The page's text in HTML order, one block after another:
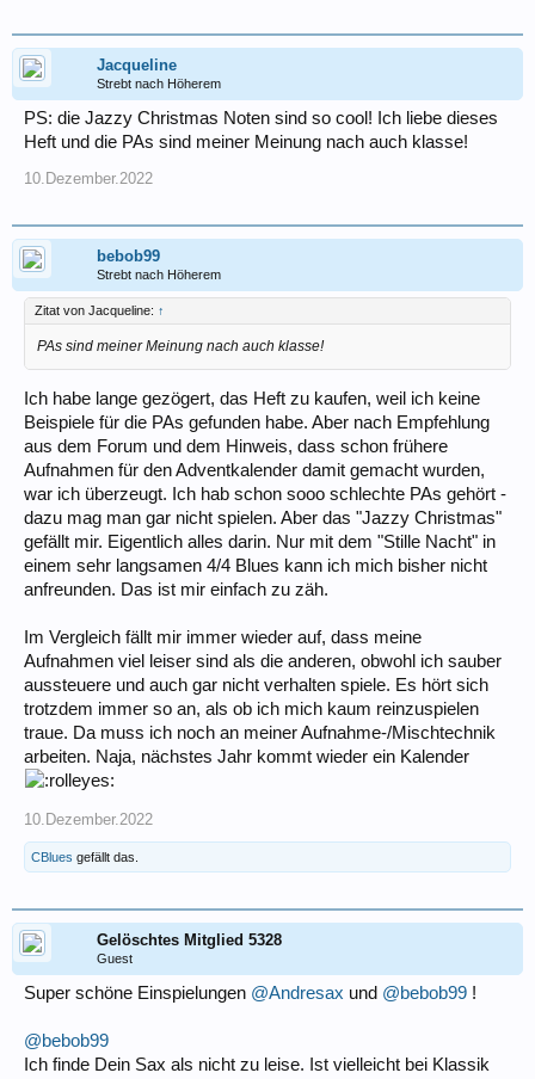
Jacqueline
Strebt nach Höherem
PS: die Jazzy Christmas Noten sind so cool! Ich liebe dieses
Heft und die PAs sind meiner Meinung nach auch klasse!
10.Dezember.2022
bebob99
Strebt nach Höherem
Zitat von Jacqueline: ↑
PAs sind meiner Meinung nach auch klasse!
Ich habe lange gezögert, das Heft zu kaufen, weil ich keine
Beispiele für die PAs gefunden habe. Aber nach Empfehlung
aus dem Forum und dem Hinweis, dass schon frühere
Aufnahmen für den Adventkalender damit gemacht wurden,
war ich überzeugt. Ich hab schon sooo schlechte PAs gehört -
dazu mag man gar nicht spielen. Aber das "Jazzy Christmas"
gefällt mir. Eigentlich alles darin. Nur mit dem "Stille Nacht" in
einem sehr langsamen 4/4 Blues kann ich mich bisher nicht
anfreunden. Das ist mir einfach zu zäh.
Im Vergleich fällt mir immer wieder auf, dass meine
Aufnahmen viel leiser sind als die anderen, obwohl ich sauber
aussteuere und auch gar nicht verhalten spiele. Es hört sich
trotzdem immer so an, als ob ich mich kaum reinzuspielen
traue. Da muss ich noch an meiner Aufnahme-/Mischtechnik
arbeiten. Naja, nächstes Jahr kommt wieder ein Kalender
10.Dezember.2022
CBlues gefällt das.
Gelöschtes Mitglied 5328
Guest
Super schöne Einspielungen @Andresax und @bebob99 !
@bebob99
Ich finde Dein Sax als nicht zu leise. Ist vielleicht bei Klassik